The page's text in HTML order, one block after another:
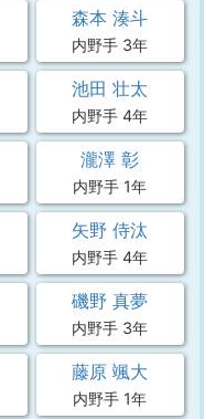
森本 湊斗
内野手 3年
池田 壮太
内野手 4年
瀧澤 彰
内野手 1年
矢野 侍汰
内野手 4年
磯野 真夢
内野手 3年
藤原 颯大
内野手 1年